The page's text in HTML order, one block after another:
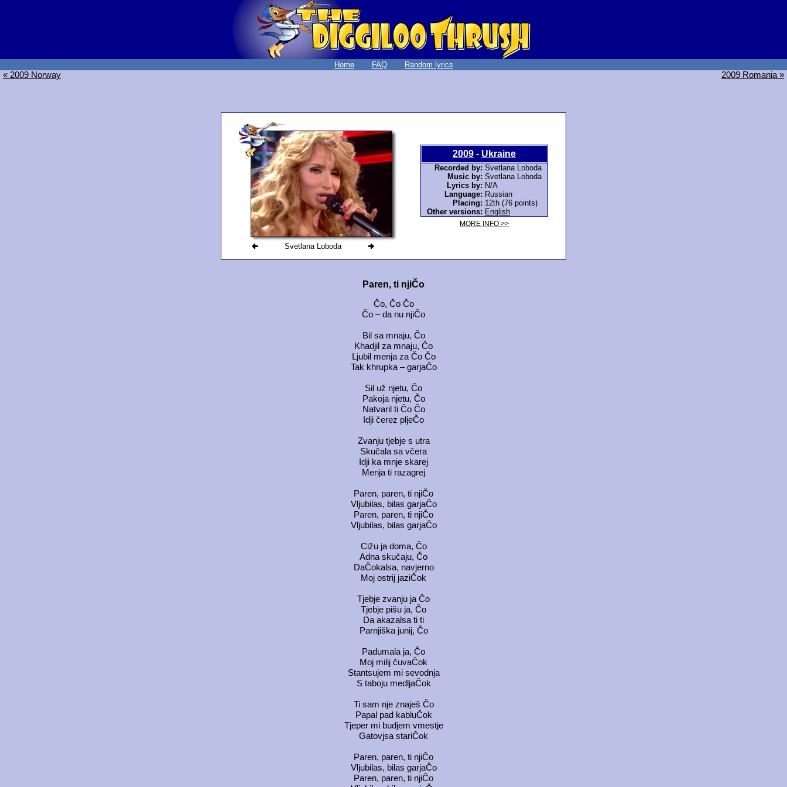
Home FAQ Random lyrics
« 2009 Norway 2009 Romania »
Svetlana Loboda
2009 - Ukraine
Recorded by: Svetlana Loboda
Music by: Svetlana Loboda
Lyrics by: N/A
Language: Russian
Placing: 12th (76 points)
Other versions: English
MORE INFO >>
Paren, ti njiČo
Čo, Čo Čo
Čo – da nu njiČo
Bil sa mnaju, Čo
Khadjil za mnaju, Čo
Ljubil menja za Čo Čo
Tak khrupka – garjaČo
Sil už njetu, Čo
Pakoja njetu, Čo
Natvaril ti Čo Čo
Idji čerez pljeČo
Zvanju tjebje s utra
Skučala sa včera
Idji ka mnje skarej
Menja ti razagrej
Paren, paren, ti njiČo
Vljubilas, bilas garjaČo
Paren, paren, ti njiČo
Vljubilas, bilas garjaČo
Cižu ja doma, Čo
Adna skučaju, Čo
DaČokalsa, navjerno
Moj ostrij jaziČok
Tjebje zvanju ja Čo
Tjebje pišu ja, Čo
Da akazalsa ti ti
Parnjiška junij, Čo
Padumala ja, Čo
Moj milij čuvaČok
Stantsujem mi sevodnja
S taboju medljaČok
Ti sam nje znaješ Čo
Papal pad kabluČok
Tjeper mi budjem vmestje
Gatovjsa stariČok
Paren, paren, ti njiČo
Vljubilas, bilas garjaČo
Paren, paren, ti njiČo